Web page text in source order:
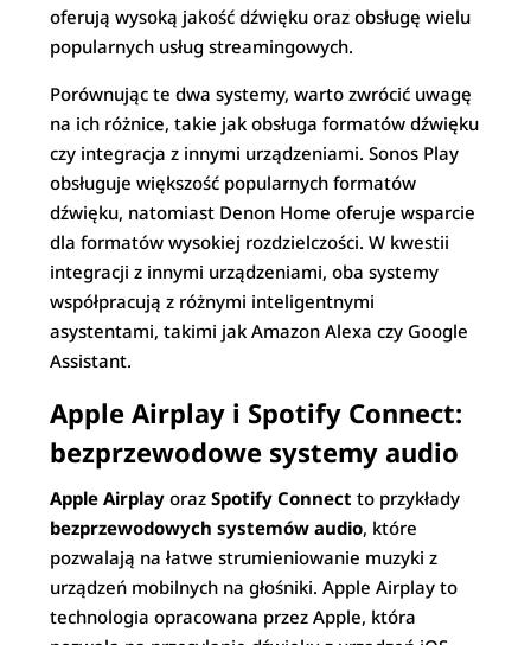
oferują wysoką jakość dźwięku oraz obsługę wielu
popularnych usług streamingowych.
Porównując te dwa systemy, warto zwrócić uwagę
na ich różnice, takie jak obsługa formatów dźwięku
czy integracja z innymi urządzeniami. Sonos Play
obsługuje większość popularnych formatów
dźwięku, natomiast Denon Home oferuje wsparcie
dla formatów wysokiej rozdzielczości. W kwestii
integracji z innymi urządzeniami, oba systemy
współpracują z różnymi inteligentnymi
asystentami, takimi jak Amazon Alexa czy Google
Assistant.
Apple Airplay i Spotify Connect:
bezprzewodowe systemy audio
Apple Airplay orazSpotify Connect to przykłady
bezprzewodowych systemów audio, które
pozwalają na łatwe strumieniowanie muzyki z
urządzeń mobilnych na głośniki. Apple Airplay to
technologia opracowana przez Apple, która